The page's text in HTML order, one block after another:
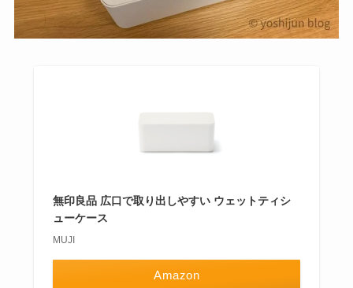
無印良品 広口で取り出しやすい ウェットティシ
ューケース
MUJI
Amazon